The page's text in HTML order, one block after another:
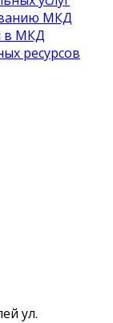
МКД
в МКД
ресурсов
ул.